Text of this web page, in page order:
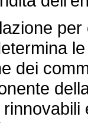
per
dei